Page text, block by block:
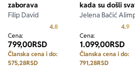
zaborava
Filip David
4.8Prosecna ocena je 4.8 od 5
Cena:
799,00RSD
Članska cena i do:
575,28RSD
kada su došli
Jelena Bačić
4.9
Cena:
1.099,00RSD
Članska cena i do:
791,28RSD